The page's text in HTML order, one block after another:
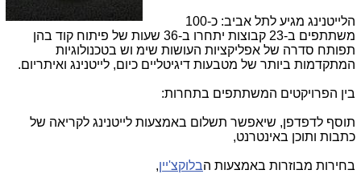
הלייטנינג מגיע לתל אביב: כ-100
משתתפים ב-23 קבוצות יתחרו ב-36 שעות של פיתוח קוד בהן
תפותח סדרה של אפליקציות העושות שימ וש בטכנולוגיות
המתקדמות ביותר של מטבעות דיגיטליים כיום, לייטנינג ואיתריום.
בין הפרויקטים המשתתפים בתחרות:
תוסף לדפדפן, שיאפשר תשלום באמצעות לייטנינג לקריאה של
כתבות ותוכן באינטרנט,
בחירות מבוזרות באמצעות הבלוקצ'יין,